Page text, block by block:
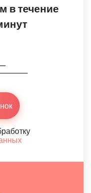
в течение